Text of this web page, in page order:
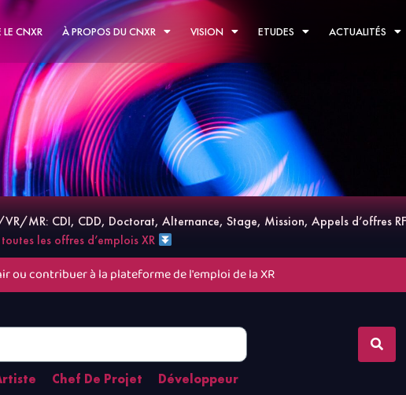
LE CNXR À PROPOS DU CNXR VISION ETUDES ACTUALITÉS
MR: CDI, CDD, Doctorat, Alternance, Stage, Mission, Appels d’offres
les offres d’emplois XR
ou contribuer à la plateforme de l'emploi de la XR
Chef De Projet Développeur